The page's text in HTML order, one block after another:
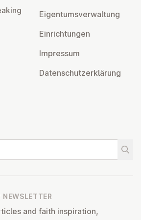
Ei­gentums­ver­wal­tung
Ein­rich­tun­gen
Impressum
Datens­chutzerklärung
NEWSLETTER
and faith inspiration,